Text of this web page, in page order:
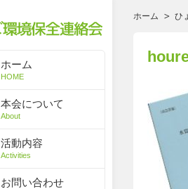
ホーム
HOME
本会について
About
活動内容
Activities
お問い合わせ
ホーム ひ